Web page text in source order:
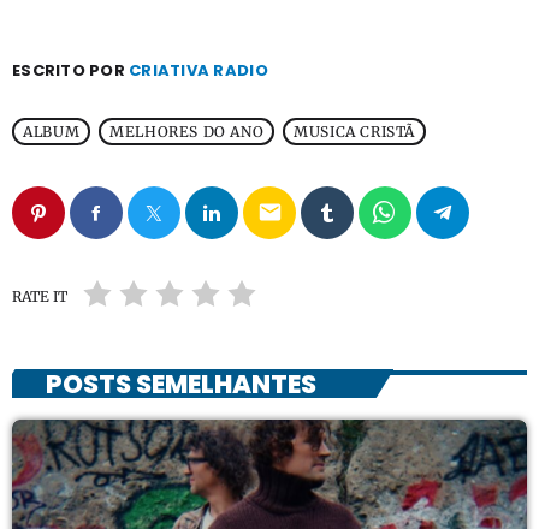
ESCRITO POR CRIATIVA RADIO
ALBUM MELHORES DO ANO MUSICA CRISTÃ
email
RATE IT
POSTS SEMELHANTES